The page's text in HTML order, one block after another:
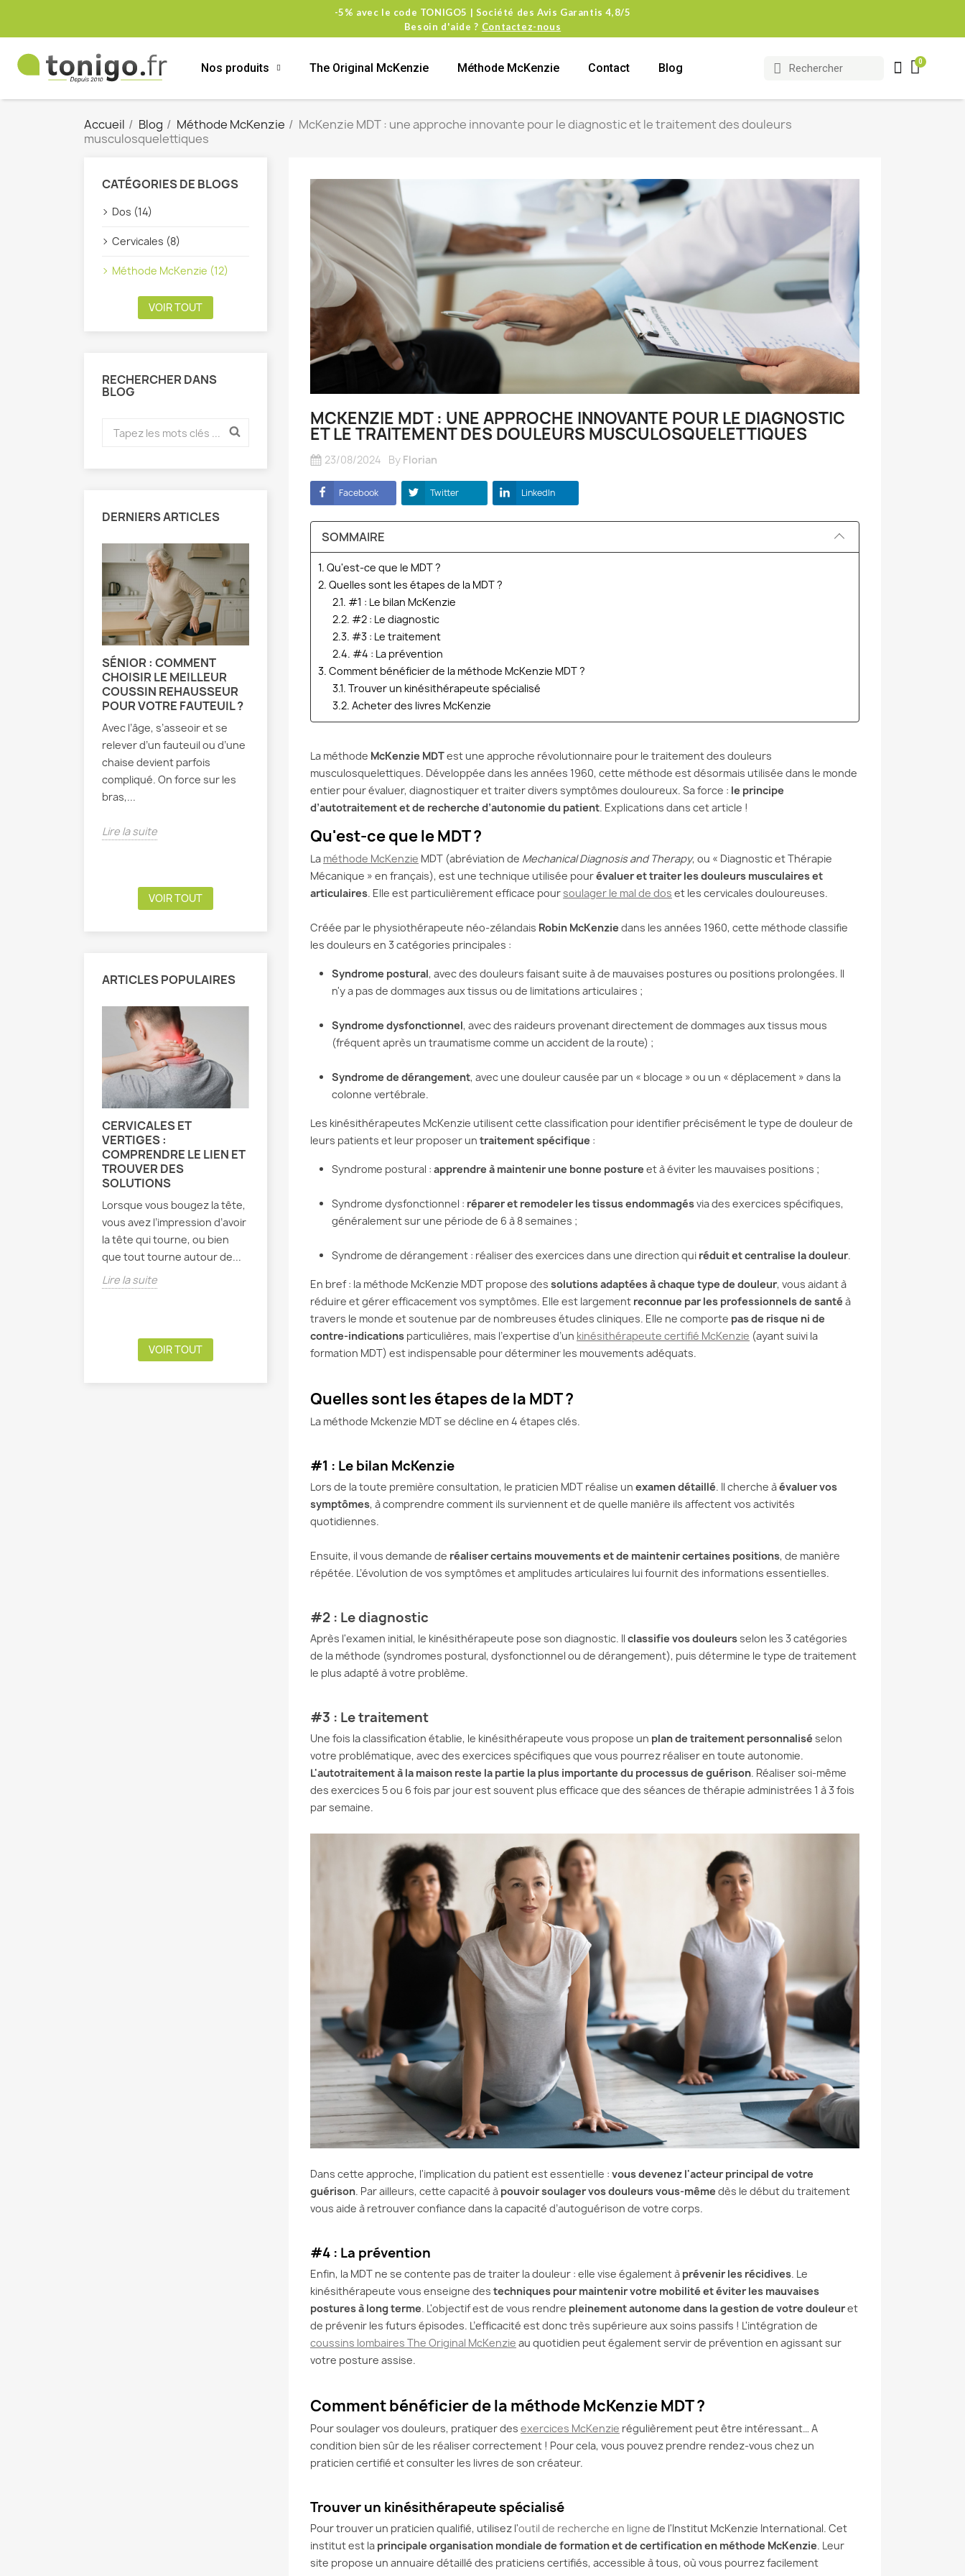
-5% avec le code TONIGO5 | Société des Avis Garantis 4,8/5
Besoin d'aide ? Contactez-nous
Nos produits The Original McKenzie Méthode McKenzie Contact Blog
Accueil Blog Méthode McKenzie
McKenzie MDT : une approche innovante pour le diagnostic et le traitement des douleurs
musculosquelettiques
CATÉGORIES DE BLOGS
Dos (14)
Cervicales (8)
Méthode McKenzie (12)
VOIR TOUT
RECHERCHER DANS
BLOG
DERNIERS ARTICLES
SÉNIOR : COMMENT
CHOISIR LE MEILLEUR
COUSSIN REHAUSSEUR
POUR VOTRE FAUTEUIL ?
Avec l’âge, s’asseoir et se
relever d’un fauteuil ou d’une
chaise devient parfois
compliqué. On force sur les
bras,...
Lire la suite
MAL DE DOS LOMBAIRE :
CAUSES, SOLUTIONS ET
CONSEILS POUR
SOULAGER LES
DOULEURS
aïe ! Ce fichu mal de dos
lombaire est encore là.
Difficile de se pencher, de
marcher...
Lire la suite
HERNIE DISCALE :
SOULAGEZ VOS
DOULEURS AVEC LA
MÉTHODE MCKENZIE
à cause d’une hernie discale ?
Vous cherchez une solution...
Lire la suite
DOULEURS
avec le bas du dos en
compote ? Vous n'êtes pas
seul ! Les sièges auto ne
soutiennent...
VOIR TOUT
ARTICLES POPULAIRES
CERVICALES ET
VERTIGES :
COMPRENDRE LE LIEN ET
TROUVER DES
SOLUTIONS
Lorsque vous bougez la tête,
vous avez l’impression d’avoir
la tête qui tourne, ou bien
que tout tourne autour de...
Lire la suite
EXERCICES DE LA
MÉTHODE MCKENZIE :
1950, la méthode McKenzie
se distingue par son
sur le patient....
Lire la suite
CERVICALES ET STRESS :
COMPRENDRE, PRÉVENIR
DOULEURS
nuque est raide, vos épaules
sont tendues ? Et si c’était
HERNIE DISCALE :
MÉTHODE MCKENZIE
lombaires ou d’une sciatique
ÉTIREMENTS DES
ET COMMENT LES
Besoin de soulager les
Envie d’améliorer la
Lire la suite
VOIR TOUT
MCKENZIE MDT : UNE APPROCHE INNOVANTE POUR LE DIAGNOSTIC
ET LE TRAITEMENT DES DOULEURS MUSCULOSQUELETTIQUES
23/08/2024 By Florian
Facebook Twitter LinkedIn
SOMMAIRE
1. Qu'est-ce que le MDT ?
2. Quelles sont les étapes de la MDT ?
2.1. #1 : Le bilan McKenzie
2.2. #2 : Le diagnostic
2.3. #3 : Le traitement
2.4. #4 : La prévention
3. Comment bénéficier de la méthode McKenzie MDT ?
3.1. Trouver un kinésithérapeute spécialisé
3.2. Acheter des livres McKenzie
La méthode McKenzie MDTest une approche révolutionnaire pour le traitement des douleurs
musculosquelettiques. Développée dans les années 1960, cette méthode est désormais utilisée dans le monde
entier pour évaluer, diagnostiquer et traiter divers symptômes douloureux. Sa force : le principe
d’autotraitement et de recherche d’autonomie du patient. Explications dans cet article !
Qu'est-ce que le MDT ?
La méthode McKenzie MDT (abréviation de Mechanical Diagnosis and Therapy, ou « Diagnostic et Thérapie
Mécanique » en français), est une technique utilisée pourévaluer et traiter les douleurs musculaires et
articulaires. Elle est particulièrement efficace pour soulager le mal de dos et les cervicales douloureuses.
Créée par le physiothérapeute néo-zélandais Robin McKenzie dans les années 1960, cette méthode classifie
les douleurs en 3 catégories principales :
Syndrome postural, avec des douleurs faisant suite à de mauvaises postures ou positions prolongées. Il
n'y a pas de dommages aux tissus ou de limitations articulaires ;
Syndrome dysfonctionnel, avec des raideurs provenant directement de dommages aux tissus mous
(fréquent après un traumatisme comme un accident de la route) ;
Syndrome de dérangement, avec une douleur causée par un « blocage » ou un « déplacement » dans la
colonne vertébrale.
Les kinésithérapeutes McKenzie utilisent cette classification pour identifier précisément le type de douleur de
leurs patients et leur proposer un traitement spécifique :
Syndrome postural : apprendre à maintenir une bonne posture et à éviter les mauvaises positions ;
Syndrome dysfonctionnel : réparer et remodeler les tissus endommagésvia des exercices spécifiques,
généralement sur une période de 6 à 8 semaines ;
Syndrome de dérangement : réaliser des exercices dans une direction qui réduit et centralise la douleur.
En bref : la méthode McKenzie MDT propose des solutions adaptées à chaque type de douleur, vous aidant à
réduire et gérer efficacement vos symptômes. Elle est largement reconnue par les professionnels de santé à
travers le monde et soutenue par de nombreuses études cliniques. Elle ne comporte pas de risque ni de
contre-indications particulières, mais l’expertise d’un kinésithérapeute certifié McKenzie (ayant suivi la
formation MDT) est indispensable pour déterminer les mouvements adéquats.
Quelles sont les étapes de la MDT ?
La méthode Mckenzie MDT se décline en 4 étapes clés.
#1 : Le bilan McKenzie
Lors de la toute première consultation, le praticien MDT réalise un examen détaillé. Il cherche àévaluer vos
symptômes, à comprendre comment ils surviennent et de quelle manière ils affectent vos activités
quotidiennes.
Ensuite, il vous demande de réaliser certains mouvements et de maintenir certaines positions, de manière
répétée. L’évolution de vos symptômes et amplitudes articulaires lui fournit des informations essentielles.
#2 : Le diagnostic
Après l'examen initial, le kinésithérapeute pose son diagnostic. Il classifie vos douleursselon les 3 catégories
de la méthode (syndromes postural, dysfonctionnel ou de dérangement), puis détermine le type de traitement
le plus adapté à votre problème.
#3 : Le traitement
Une fois la classification établie, le kinésithérapeute vous propose un plan de traitement personnalisé selon
votre problématique, avec des exercices spécifiques que vous pourrez réaliser en toute autonomie.
L'autotraitement à la maison reste la partie la plus importante du processus de guérison. Réaliser soi-même
des exercices 5 ou 6 fois par jour est souvent plus efficace que des séances de thérapie administrées 1 à 3 fois
par semaine.
Dans cette approche, l'implication du patient est essentielle : vous devenez l'acteur principal de votre
guérison. Par ailleurs, cette capacité à pouvoir soulager vos douleurs vous-même dès le début du traitement
vous aide à retrouver confiance dans la capacité d’autoguérison de votre corps.
#4 : La prévention
Enfin, la MDT ne se contente pas de traiter la douleur : elle vise également à prévenir les récidives. Le
kinésithérapeute vous enseigne des techniques pour maintenir votre mobilité et éviter les mauvaises
postures à long terme. L'objectif est de vous rendre pleinement autonome dans la gestion de votre douleuret
de prévenir les futurs épisodes. L’efficacité est donc très supérieure aux soins passifs ! L'intégration de
coussins lombaires The Original McKenzie au quotidien peut également servir de prévention en agissant sur
votre posture assise.
Comment bénéficier de la méthode McKenzie MDT ?
Pour soulager vos douleurs, pratiquer des exercices McKenzie régulièrement peut être intéressant… A
condition bien sûr de les réaliser correctement ! Pour cela, vous pouvez prendre rendez-vous chez un
praticien certifié et consulter les livres de son créateur.
Trouver un kinésithérapeute spécialisé
Pour trouver un praticien qualifié, utilisez l'outil de recherche en ligne de l'Institut McKenzie International. Cet
institut est la principale organisation mondiale de formation et de certification en méthode McKenzie. Leur
site propose un annuaire détaillé des praticiens certifiés, accessible à tous, où vous pourrez facilement